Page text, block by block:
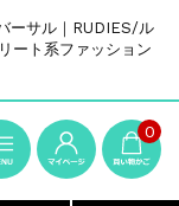
ーサル｜RUDIES/ル
ート系ファッション
0